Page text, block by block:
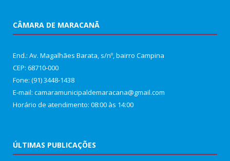
CÂMARA DE MARACANÃ
End.: Av. Magalhães Barata, s/nº, bairro Campina
CEP: 68710-000
Fone: (91) 3448-1438
E-mail: camaramunicipaldemaracana@gmail.com
Horário de atendimento: 08:00 às 14:00
ÚLTIMAS PUBLICAÇÕES